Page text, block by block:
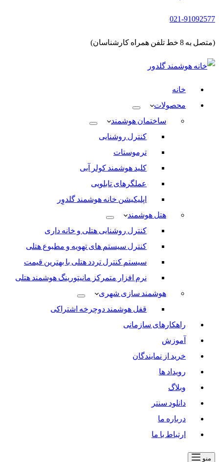
021-91092577
(متصل به 8 خط تلفن همراه کارشناسان)
خانه
محصولات
ساختمان هوشمند
کنترل روشنایی
ترموستات
کلید هوشمند کولر آبی
عملگرهای تابلویی
اپلیکیشن خانه هوشمند گلدوِر
هتل هوشمند
کنترل روشنایی هتلی و خانه داری
کنترل سیستم های تهویه و مطبوع هتلی
سیستم کنترل تردد هتلی با بهترین قیمت
نرم افزار متمرکز مانیتورینگ هوشمند هتلی
هوشمند سازی شهری
قفل هوشمند دوچرخه اشتراکی
راهکارهای سازمانی
آموزش
خرید از نمایندگان
رویداد ها
وبلاگ
دانلود سنتر
درباره ما
ارتباط با ما
منو